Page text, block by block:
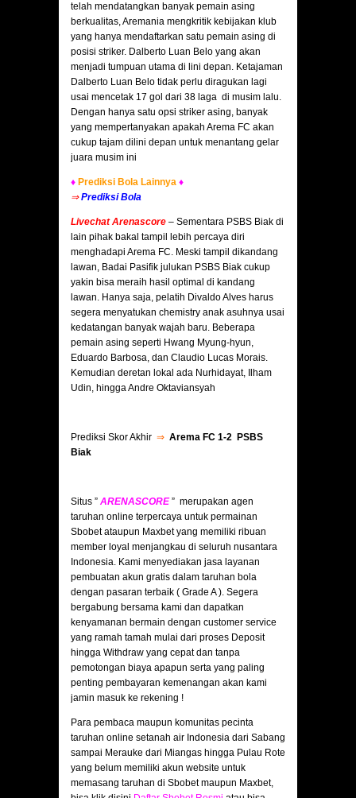
telah mendatangkan banyak pemain asing
berkualitas, Aremania mengkritik kebijakan klub
yang hanya mendaftarkan satu pemain asing di
posisi striker. Dalberto Luan Belo yang akan
menjadi tumpuan utama di lini depan. Ketajaman
Dalberto Luan Belo tidak perlu diragukan lagi
usai mencetak 17 gol dari 38 laga di musim lalu.
Dengan hanya satu opsi striker asing, banyak
yang mempertanyakan apakah Arema FC akan
cukup tajam dilini depan untuk menantang gelar
juara musim ini
♦ Prediksi Bola Lainnya ♦
⇒ Prediksi Bola
Livechat Arenascore – Sementara PSBS Biak di
lain pihak bakal tampil lebih percaya diri
menghadapi Arema FC. Meski tampil dikandang
lawan, Badai Pasifik julukan PSBS Biak cukup
yakin bisa meraih hasil optimal di kandang
lawan. Hanya saja, pelatih Divaldo Alves harus
segera menyatukan chemistry anak asuhnya usai
kedatangan banyak wajah baru. Beberapa
pemain asing seperti Hwang Myung-hyun,
Eduardo Barbosa, dan Claudio Lucas Morais.
Kemudian deretan lokal ada Nurhidayat, Ilham
Udin, hingga Andre Oktaviansyah
Prediksi Skor Akhir ⇒ Arema FC 1-2 PSBS
Biak
Situs ” ARENASCORE” merupakan agen
taruhan online terpercaya untuk permainan
Sbobet ataupun Maxbet yang memiliki ribuan
member loyal menjangkau di seluruh nusantara
Indonesia. Kami menyediakan jasa layanan
pembuatan akun gratis dalam taruhan bola
dengan pasaran terbaik ( Grade A ). Segera
bergabung bersama kami dan dapatkan
kenyamanan bermain dengan customer service
yang ramah tamah mulai dari proses Deposit
hingga Withdraw yang cepat dan tanpa
pemotongan biaya apapun serta yang paling
penting pembayaran kemenangan akan kami
jamin masuk ke rekening !
Para pembaca maupun komunitas pecinta
taruhan online setanah air Indonesia dari Sabang
sampai Merauke dari Miangas hingga Pulau Rote
yang belum memiliki akun website untuk
memasang taruhan di Sbobet maupun Maxbet,